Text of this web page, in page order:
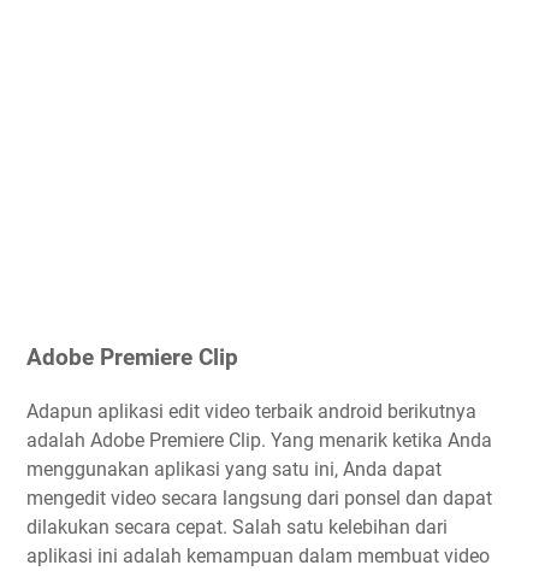
Adobe Premiere Clip
Adapun aplikasi edit video terbaik android berikutnya
adalah Adobe Premiere Clip. Yang menarik ketika Anda
menggunakan aplikasi yang satu ini, Anda dapat
mengedit video secara langsung dari ponsel dan dapat
dilakukan secara cepat. Salah satu kelebihan dari
aplikasi ini adalah kemampuan dalam membuat video